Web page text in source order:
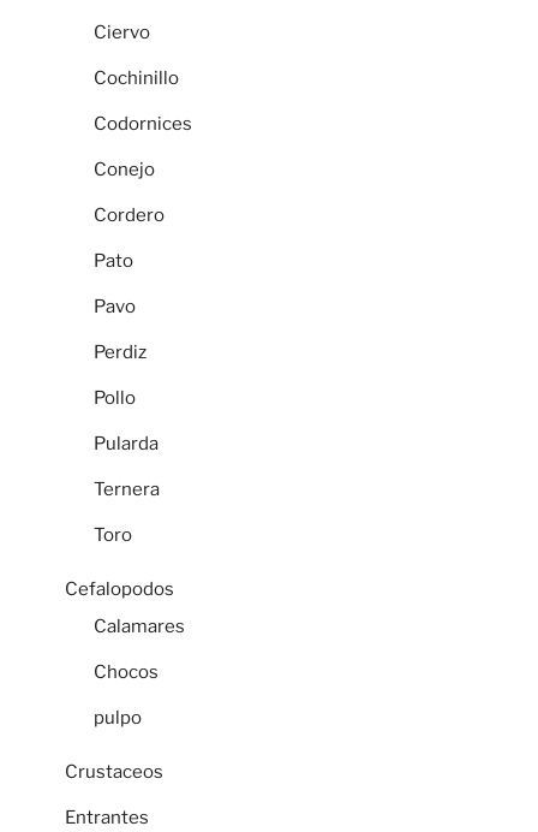
Ciervo
Cochinillo
Codornices
Conejo
Cordero
Pato
Pavo
Perdiz
Pollo
Pularda
Ternera
Toro
Cefalopodos
Calamares
Chocos
pulpo
Crustaceos
Entrantes